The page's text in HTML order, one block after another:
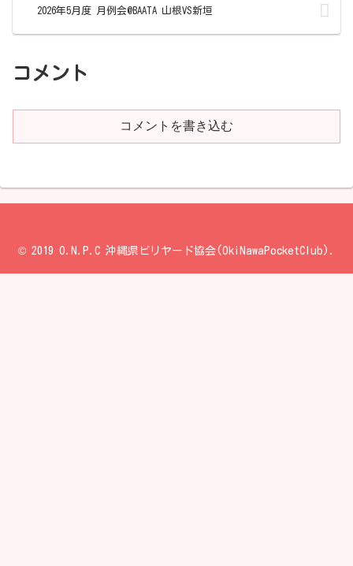
2026年5月度 月例会@BAATA 山根VS新垣
コメント
コメントを書き込む
© 2019 O.N.P.C 沖縄県ビリヤード協会(OkiNawaPocketClub).